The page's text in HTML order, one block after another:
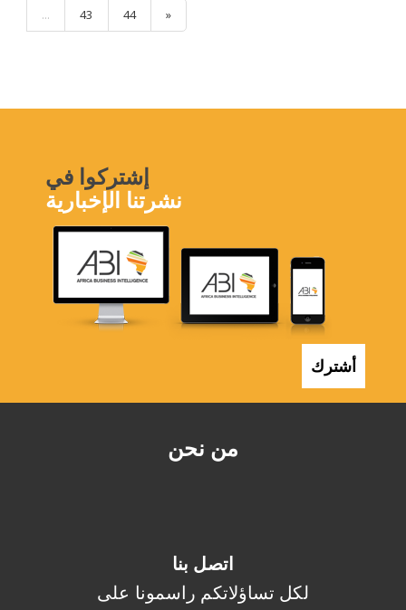
... 43 44 »
من نحن
اتصل بنا
لكل تساؤلاتكم راسمونا على
إشتركوا في
نشرتنا الإخبارية
أشترك